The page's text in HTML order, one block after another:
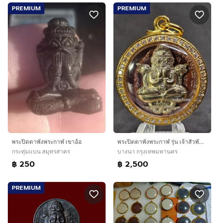
PREMIUM
พระปิดตาพังพระกาฬ เขาอ้อ
กระทุ่มแบน สมุทรสาคร
฿ 250
PREMIUM
พระปิดตาพังพระกาฬ รุ่น เจ้าสัวพันล้าน จัดสร้างโดย บอย ท่าพระจันทร์
บางนา กรุงเทพมหานคร
฿ 2,500
PREMIUM